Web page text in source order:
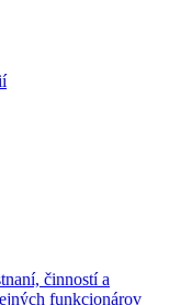
činností a
funkcionárov